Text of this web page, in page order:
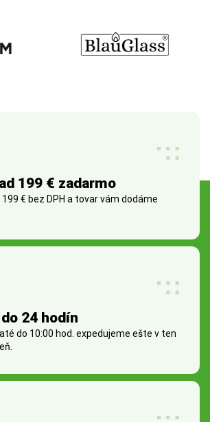
199 € zadarmo
€ bez DPH a tovar vám dodáme
24 hodín
do 10:00 hod. expedujeme ešte v ten